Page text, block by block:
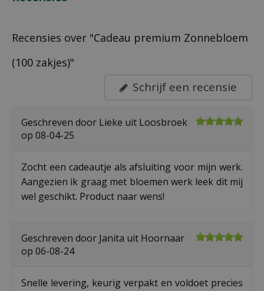
Recensies over "Cadeau premium Zonnebloem
(100 zakjes)"
Schrijf een recensie
Geschreven door Lieke uit Loosbroek
op 08-04-25
Zocht een cadeautje als afsluiting voor mijn werk.
Aangezien ik graag met bloemen werk leek dit mij
wel geschikt. Product naar wens!
Geschreven door Janita uit Hoornaar
op 06-08-24
Snelle levering, keurig verpakt en voldoet precies